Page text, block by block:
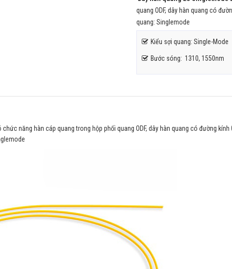
quang ODF, dây hàn quang có
quang: Singlemode
Kiểu sợi quang: Single-Mode
Bước sóng: 1310, 1550nm
chức năng hàn cáp quang trong hộp phối quang ODF, dây hàn quang có đường kính